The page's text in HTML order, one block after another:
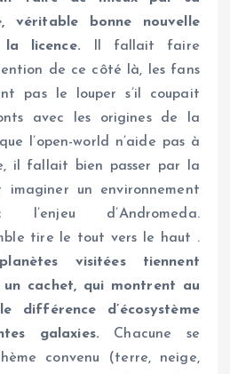
véritable bonne nouvelle
licence. Il fallait faire
de ce côté là, les fans
pas le louper s’il coupait
avec les origines de la
l’open-world n’aide pas à
il fallait bien passer par la
un environnement
l’enjeu d’Andromeda.
tire le tout vers le haut .
visitées tiennent
un cachet, qui montrent au
différence d’écosystème
galaxies. Chacune se
convenu (terre, neige,